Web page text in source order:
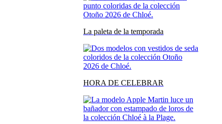
La paleta de la temporada
HORA DE CELEBRAR